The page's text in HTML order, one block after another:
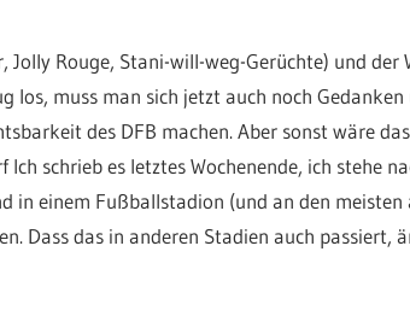
Rouge, Stani-will-weg-Gerüchte) und der
los, muss man sich jetzt auch noch Gedanken
des DFB machen. Aber sonst wäre
schrieb es letztes Wochenende, ich stehe
in einem Fußballstadion (und an den meisten
Dass das in anderen Stadien auch passiert,